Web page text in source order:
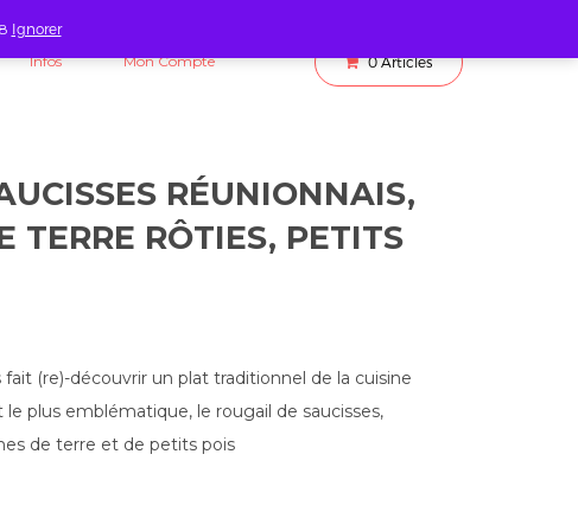
Infos Mon Compte 0 Articles
RÉUNIONNAIS,
TERRE RÔTIES, PETITS
(re)-découvrir un plat traditionnel de la cuisine
le plus emblématique, le rougail de saucisses,
de terre et de petits pois
Ignorer